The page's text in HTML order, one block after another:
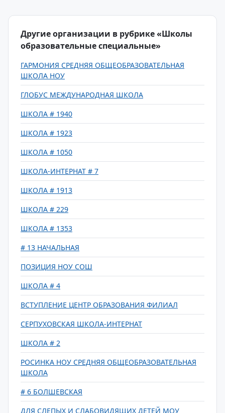
Другие организации в рубрике «Школы
образовательные специальные»
ГАРМОНИЯ СРЕДНЯЯ ОБЩЕОБРАЗОВАТЕЛЬНАЯ
ШКОЛА НОУ
ГЛОБУС МЕЖДУНАРОДНАЯ ШКОЛА
ШКОЛА # 1940
ШКОЛА # 1923
ШКОЛА # 1050
ШКОЛА-ИНТЕРНАТ # 7
ШКОЛА # 1913
ШКОЛА # 229
ШКОЛА # 1353
# 13 НАЧАЛЬНАЯ
ПОЗИЦИЯ НОУ СОШ
ШКОЛА # 4
ВСТУПЛЕНИЕ ЦЕНТР ОБРАЗОВАНИЯ ФИЛИАЛ
СЕРПУХОВСКАЯ ШКОЛА-ИНТЕРНАТ
ШКОЛА # 2
РОСИНКА НОУ СРЕДНЯЯ ОБЩЕОБРАЗОВАТЕЛЬНАЯ
ШКОЛА
# 6 БОЛШЕВСКАЯ
ДЛЯ СЛЕПЫХ И СЛАБОВИДЯЩИХ ДЕТЕЙ МОУ